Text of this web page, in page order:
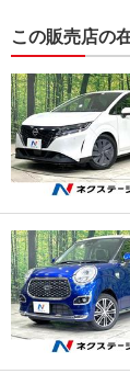
願いいたします。
この販売店の